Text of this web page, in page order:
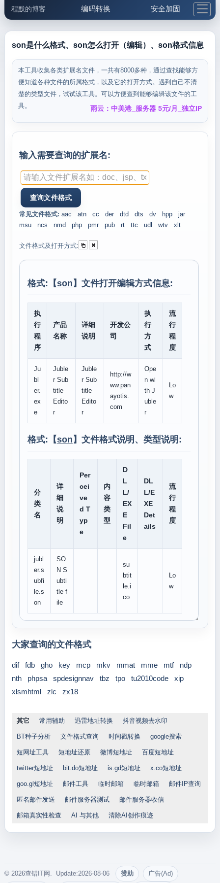
程默的博客 编码转换 安全加固
邮件工具 生活便民 更多工具
5.1支付宝大红包
son是什么格式、son怎么打开（编辑）、son格式信息
本工具收集各类扩展名文件，一共有8000多种，通过查找能够方
便知道各种文件的所属格式，以及它的打开方式。遇到自己不清
楚的类型文件，试试该工具。可以方便查到能够编辑该文件的工
具。
雨云：中美港_服务器 5元/月_独立IP
输入需要查询的扩展名:
常见文件格式: aac atn cc der dtd dts dv hpp
jar
msu
ncs nmd php pmr pub rt ttc udl wtv xlt
文件格式及打开方式:
格式:【son 】文件打开编辑方式信息:
执
行
程
序
产品
名称
详细
说明
开发公
司
执
行
方
式
流
行
程
度
Ju
bl
er.
ex
e
Juble
r Sub
title
Edito
r
Juble
r Sub
title
Edito
r
http://w
ww.pan
ayotis.
com
Ope
n wi
th J
uble
r
Lo
w
格式:【son 】文件格式说明、类型说明:
分
类
名
详
细
说
明
Per
cei
ve
d T
yp
e
内
容
类
型
D
L
L/
EX
E
Fil
e
DL
L/E
XE
Det
ails
流
行
程
度
jubl
er.s
ubfi
le.s
on
SO
N S
ubti
tle f
ile
su
btit
le.i
co
Lo
w
大家查询的文件格式
dif fdb gho key mcp mkv mmat mme mtf
ndp
nth
phpsa spdesignnav tbz tpo tu2010code
xip
xlsmhtml
zlc zx18
其它 常用辅助 迅雷地址转换 抖音视频去水印
BT种子分析 文件格式查询 时间戳转换 google搜索
短网址工具 短地址还原 微博短地址 百度短地址
twitter短地址 bit.do短地址 is.gd短地址 x.co短地址
goo.gl短地址 邮件工具 临时邮箱 临时邮箱 邮件IP查询
匿名邮件发送 邮件服务器测试 邮件服务器收信
邮箱真实性检查 AI 与其他 清除AI创作痕迹
© 2026查错IT网. Update:2026-08-06 赞助 广告(Ad)